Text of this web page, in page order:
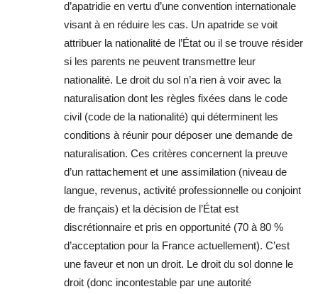
d’apatridie en vertu d’une convention internationale
visant à en réduire les cas. Un apatride se voit
attribuer la nationalité de l’État ou il se trouve résider
si les parents ne peuvent transmettre leur
nationalité. Le droit du sol n’a rien à voir avec la
naturalisation dont les règles fixées dans le code
civil (code de la nationalité) qui déterminent les
conditions à réunir pour déposer une demande de
naturalisation. Ces critères concernent la preuve
d’un rattachement et une assimilation (niveau de
langue, revenus, activité professionnelle ou conjoint
de français) et la décision de l’État est
discrétionnaire et pris en opportunité (70 à 80 %
d’acceptation pour la France actuellement). C’est
une faveur et non un droit. Le droit du sol donne le
droit (donc incontestable par une autorité